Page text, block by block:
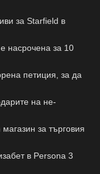
за Starfield в
насрочена за 10
петиция, за да
на не-
за търговия
в Persona 3